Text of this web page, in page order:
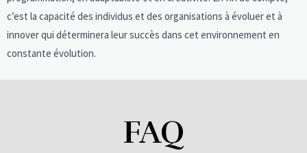
c’est la capacité des individus et des organisations à évoluer et à
innover qui déterminera leur succès dans cet environnement en
constante évolution.
FAQ